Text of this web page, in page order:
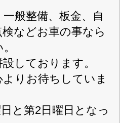
・祝9：00-18：
夏期休暇・年末
テナンス・他、
ック